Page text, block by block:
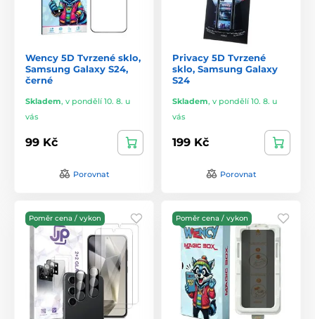
Wency 5D Tvrzené sklo,
Samsung Galaxy S24,
černé
Skladem, v pondělí 10. 8. u
vás
99 Kč
Porovnat
Privacy 5D Tvrzené
sklo, Samsung Galaxy
S24
Skladem, v pondělí 10. 8. u
vás
199 Kč
Porovnat
Poměr cena / vykon Poměr cena / vykon